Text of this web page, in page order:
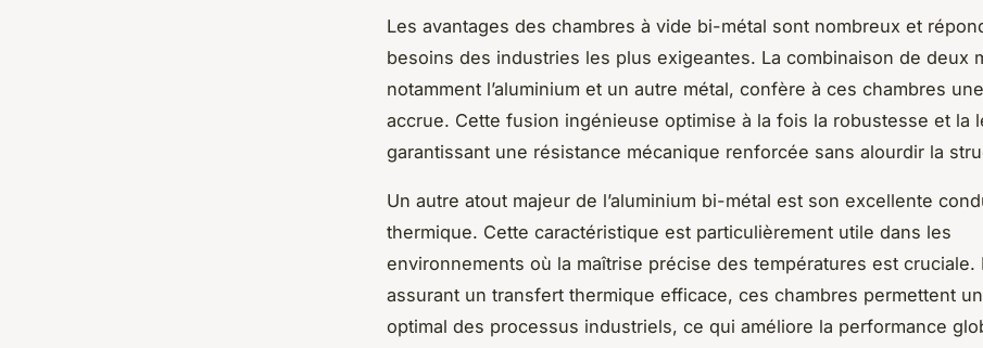
Les avantages des chambres à vide bi-métal sont nombreux et
besoins des industries les plus exigeantes. La combinaison de deux
notamment l’aluminium et un autre métal, confère à ces chambres
accrue. Cette fusion ingénieuse optimise à la fois la robustesse et la
garantissant une résistance mécanique renforcée sans alourdir la
Un autre atout majeur de l’aluminium bi-métal est son excellente
thermique. Cette caractéristique est particulièrement utile dans les
environnements où la maîtrise précise des températures est cruciale.
assurant un transfert thermique efficace, ces chambres permettent
optimal des processus industriels, ce qui améliore la performance